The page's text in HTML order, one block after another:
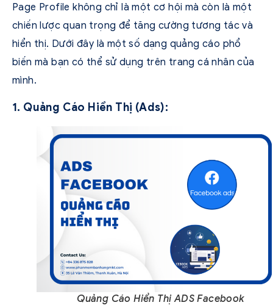
Page Profile không chỉ là một cơ hội mà còn là một
chiến lược quan trọng để tăng cường tương tác và
hiển thị. Dưới đây là một số dạng quảng cáo phổ
biến mà bạn có thể sử dụng trên trang cá nhân của
mình.
1. Quảng Cáo Hiển Thị (Ads):
Quảng Cáo Hiển Thị ADS Facebook